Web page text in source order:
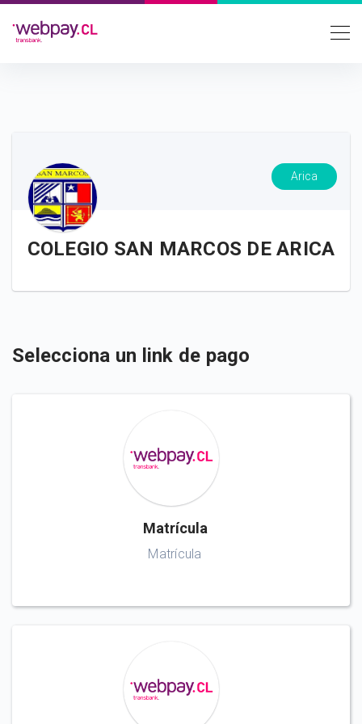
Arica
COLEGIO SAN MARCOS DE ARICA
Selecciona un link de pago
Matrícula
Matrícula